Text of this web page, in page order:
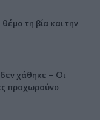
τη βία και την
χάθηκε – Οι
προχωρούν»